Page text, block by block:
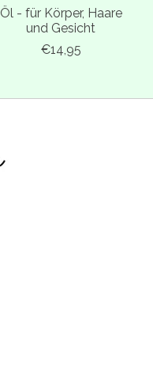
Öl - für Körper, Haare
und Gesicht
€14,95